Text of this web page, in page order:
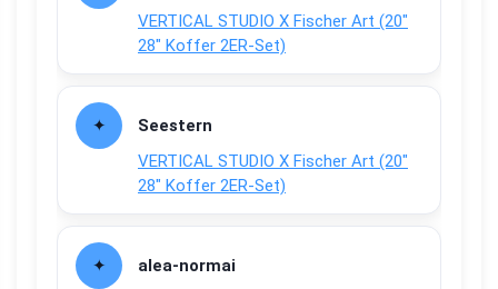
VERTICAL STUDIO X Fischer Art (20″
28″ Koffer 2ER-Set)
Seestern
VERTICAL STUDIO X Fischer Art (20″
28″ Koffer 2ER-Set)
alea-normai